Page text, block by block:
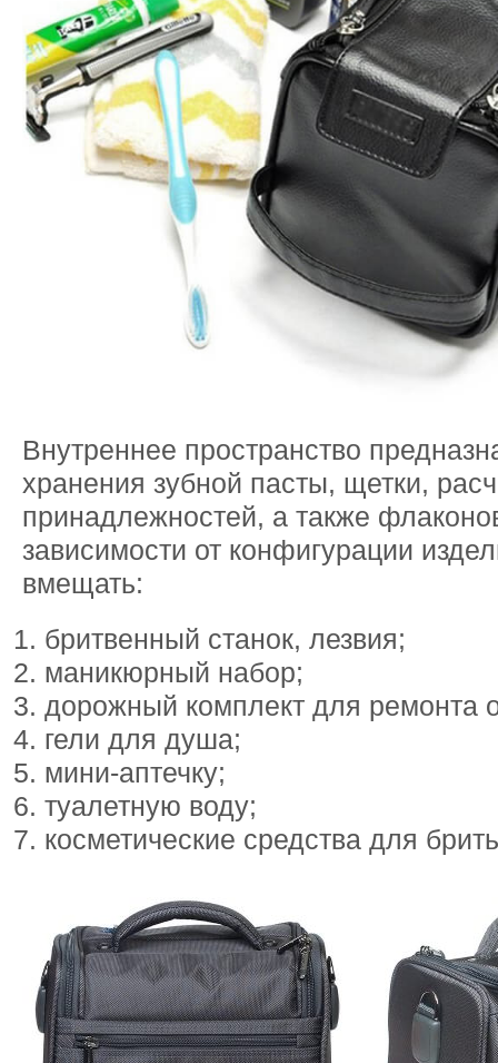
Внутреннее пространство
хранения зубной пасты, щетки,
принадлежностей, а также
зависимости от конфигурации
вмещать:
бритвенный станок, лезвия;
маникюрный набор;
дорожный комплект для ремонта
гели для душа;
мини-аптечку;
туалетную воду;
косметические средства для